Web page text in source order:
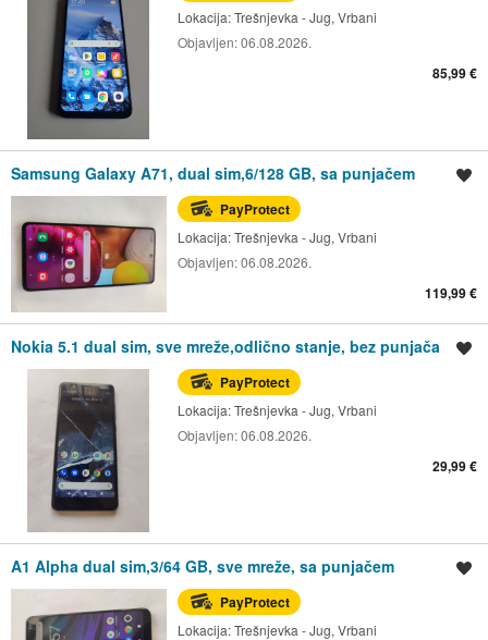
Lokacija:Trešnjevka - Jug, Vrbani
Objavljen:06.08.2026.
85,99 €
Samsung Galaxy A71, dual sim,6/128 GB, sa punjačem
PayProtect
Lokacija:Trešnjevka - Jug, Vrbani
Objavljen:06.08.2026.
119,99 €
Nokia 5.1 dual sim, sve mreže,odlično stanje, bez punjača
PayProtect
Lokacija:Trešnjevka - Jug, Vrbani
Objavljen:06.08.2026.
29,99 €
A1 Alpha dual sim,3/64 GB, sve mreže, sa punjačem
PayProtect
Lokacija:Trešnjevka - Jug, Vrbani